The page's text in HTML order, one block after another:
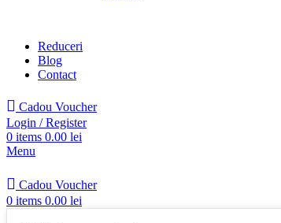
Reduceri
Blog
Contact
Cadou Voucher
Login / Register
0 items 0.00 lei
Menu
Cadou Voucher
0 items 0.00 lei